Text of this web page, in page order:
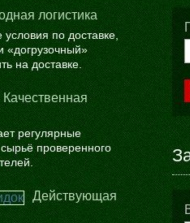
логистика
по доставке,
«догрузочный»
на доставке.
Качественная
регулярные
проверенного
Действующая